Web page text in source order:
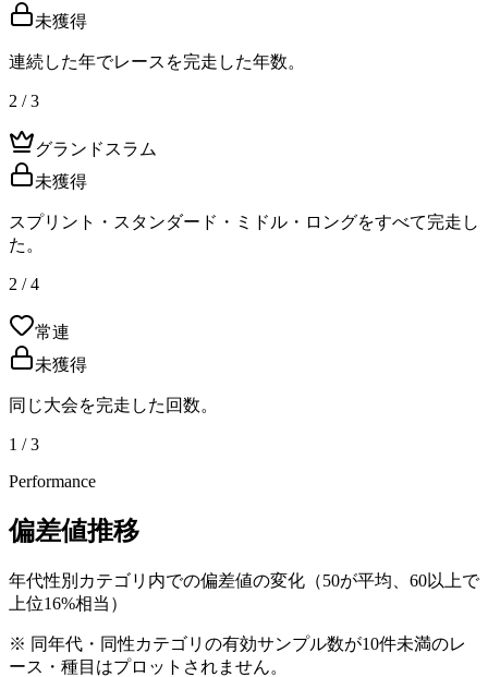
未獲得
連続した年でレースを完走した年数。
2 / 3
グランドスラム
未獲得
スプリント・スタンダード・ミドル・ロングをすべて完走し
た。
2 / 4
常連
未獲得
同じ大会を完走した回数。
1 / 3
Performance
偏差値推移
年代性別カテゴリ内での偏差値の変化（50が平均、60以上で
上位16%相当）
※ 同年代・同性カテゴリの有効サンプル数が10件未満のレ
ース・種目はプロットされません。